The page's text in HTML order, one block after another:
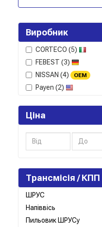
Виробник
CORTECO (5)
FEBEST (3)
NISSAN (4) OEM
Payen (2)
Ціна
Трансмісія / КПП
ШРУС
Напіввісь
Пильовик ШРУСу